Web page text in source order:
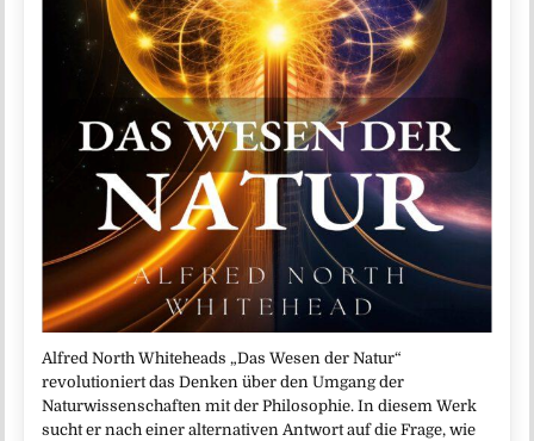
Alfred North Whiteheads „Das Wesen der Natur“
revolutioniert das Denken über den Umgang der
Naturwissenschaften mit der Philosophie. In diesem Werk
sucht er nach einer alternativen Antwort auf die Frage, wie